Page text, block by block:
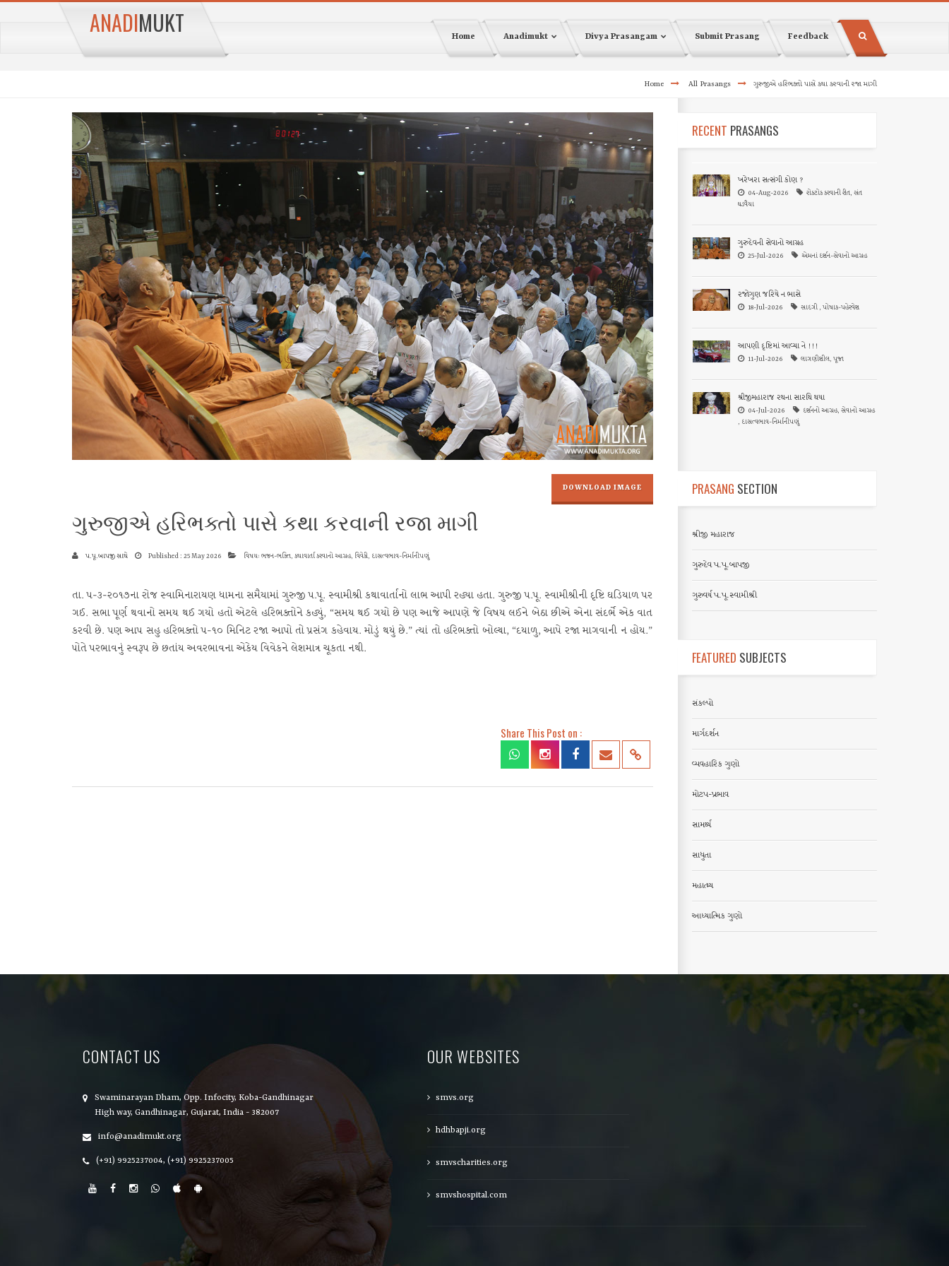
ANADIMUKT Home Anadimukt Divya Prasangam Submit Prasang Feedback
Home All Prasangs ગુરુજીએ હરિભક્તો પાસે કથા કરવાની રજા માગી
DOWNLOAD IMAGE
ગુરુજીએ હરિભક્તો પાસે કથા કરવાની રજા માગી
પ.પૂ.બાપજી સાથે Published : 25 May 2026 વિષય: ભજન-ભક્તિ, કથાવાર્તા કરવાનો આગ્રહ, વિવેકી, દાસત્વભાવ-નિર્માનીપણું
તા. ૫-૩-૨૦૧૭ના રોજ સ્વામિનારાયણ ધામના સમૈયામાં ગુરુજી પ.પૂ. સ્વામીશ્રી કથાવાર્તાનો લાભ આપી રહ્યા હતા. ગુરુજી પ.પૂ. સ્વામીશ્રીની દૃષ્ટિ ઘડિયાળ પર
ગઈ. સભા પૂર્ણ થવાનો સમય થઈ ગયો હતો એટલે હરિભક્તોને કહ્યું, “સમય થઈ ગયો છે પણ આજે આપણે જે વિષય લઈને બેઠા છીએ એના સંદર્ભે એક વાત
કરવી છે. પણ આપ સહુ હરિભક્તો ૫-૧૦ મિનિટ રજા આપો તો પ્રસંગ કહેવાય. મોડું થયું છે.” ત્યાં તો હરિભક્તો બોલ્યા, “દયાળુ, આપે રજા માગવાની ન હોય.”
પોતે પરભાવનું સ્વરૂપ છે છતાંય અવરભાવના એકેય વિવેકને લેશમાત્ર ચૂકતા નથી.
Share This Post on :
RECENT PRASANGS
ખરેખરા સત્સંગી કોણ ?
04-Aug-2026
રોકટોક કરવાની રીત, સંત
ઘડવૈયા
ગુરુદેવની સેવાનો આગ્રહ
25-Jul-2026 એમનાં દર્શન-સેવાનો આગ્રહ
રજોગુણ જરિયે ન ભાસે
18-Jul-2026 સાદગી , પોષાક-પહેરવેશ
આપણી દૃષ્ટિમાં આવ્યા ને !!!
11-Jul-2026 લાગણીશીલ, પૂજા
શ્રીજીમહારાજ રથના સારથિ થયા
04-Jul-2026
દર્શનનો આગ્રહ, સેવાનો આગ્રહ
, દાસત્વભાવ-નિર્માનીપણું
PRASANG SECTION
શ્રીજી મહારાજ
ગુરુદેવ પ.પૂ.બાપજી
ગુરુવર્ય પ.પૂ.સ્વામીશ્રી
FEATURED SUBJECTS
સંકલ્પો
માર્ગદર્શન
વ્યવહારિક ગુણો
મોટપ-પ્રભાવ
સામર્થ્ય
સાધુતા
મહાત્મ્ય
આધ્યાત્મિક ગુણો
CONTACT US
Swaminarayan Dham, Opp. Infocity, Koba-Gandhinagar
High way, Gandhinagar, Gujarat, India - 382007
info@anadimukt.org
(+91) 9925237004, (+91) 9925237005
OUR WEBSITES
smvs.org
hdhbapji.org
smvscharities.org
smvshospital.com